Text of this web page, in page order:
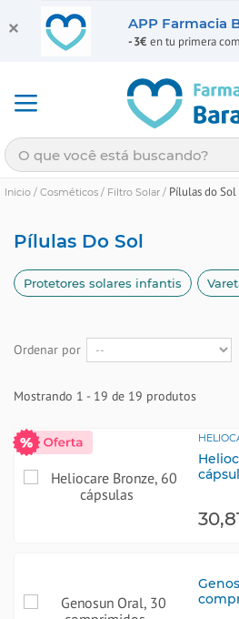
Inicio / Cosméticos / Filtro Solar / Pílulas do Sol
Pílulas Do Sol
Protetores solares infantis
Ordenar por
Mostrando 1 - 19 de 19 produtos
APP Farmacia
-3€ en tu primera